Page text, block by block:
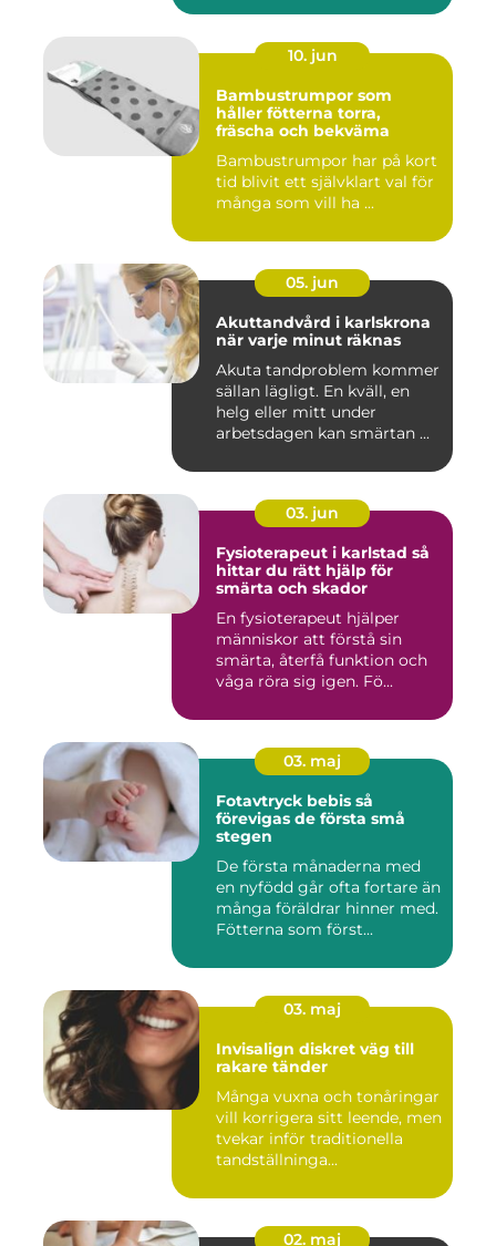
10. jun
Bambustrumpor som
håller fötterna torra,
fräscha och bekväma
Bambustrumpor har på kort
tid blivit ett självklart val för
många som vill ha ...
05. jun
Akuttandvård i karlskrona
när varje minut räknas
Akuta tandproblem kommer
sällan lägligt. En kväll, en
helg eller mitt under
arbetsdagen kan smärtan ...
03. jun
Fysioterapeut i karlstad så
hittar du rätt hjälp för
smärta och skador
En fysioterapeut hjälper
människor att förstå sin
smärta, återfå funktion och
våga röra sig igen. Fö...
03. maj
Fotavtryck bebis så
förevigas de första små
stegen
De första månaderna med
en nyfödd går ofta fortare än
många föräldrar hinner med.
Fötterna som först...
03. maj
Invisalign diskret väg till
rakare tänder
Många vuxna och tonåringar
vill korrigera sitt leende, men
tvekar inför traditionella
tandställninga...
02. maj